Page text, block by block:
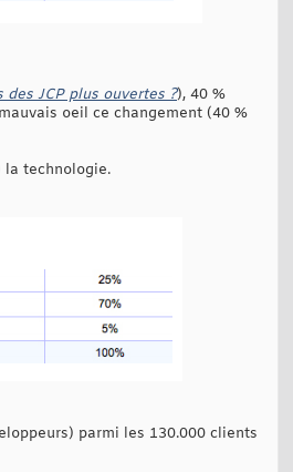
des JCP plus ouvertes ?), 40 %
oeil ce changement (40 %
la technologie.
parmi les 130.000 clients